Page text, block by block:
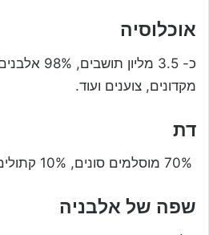
אוכלוסיה
מקדונים, צוענים ועוד.
דת
שפה של אלבניה